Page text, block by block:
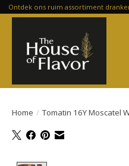
Ontdek ons ruim assortiment
Home / Tomatin 16Y Moscatel